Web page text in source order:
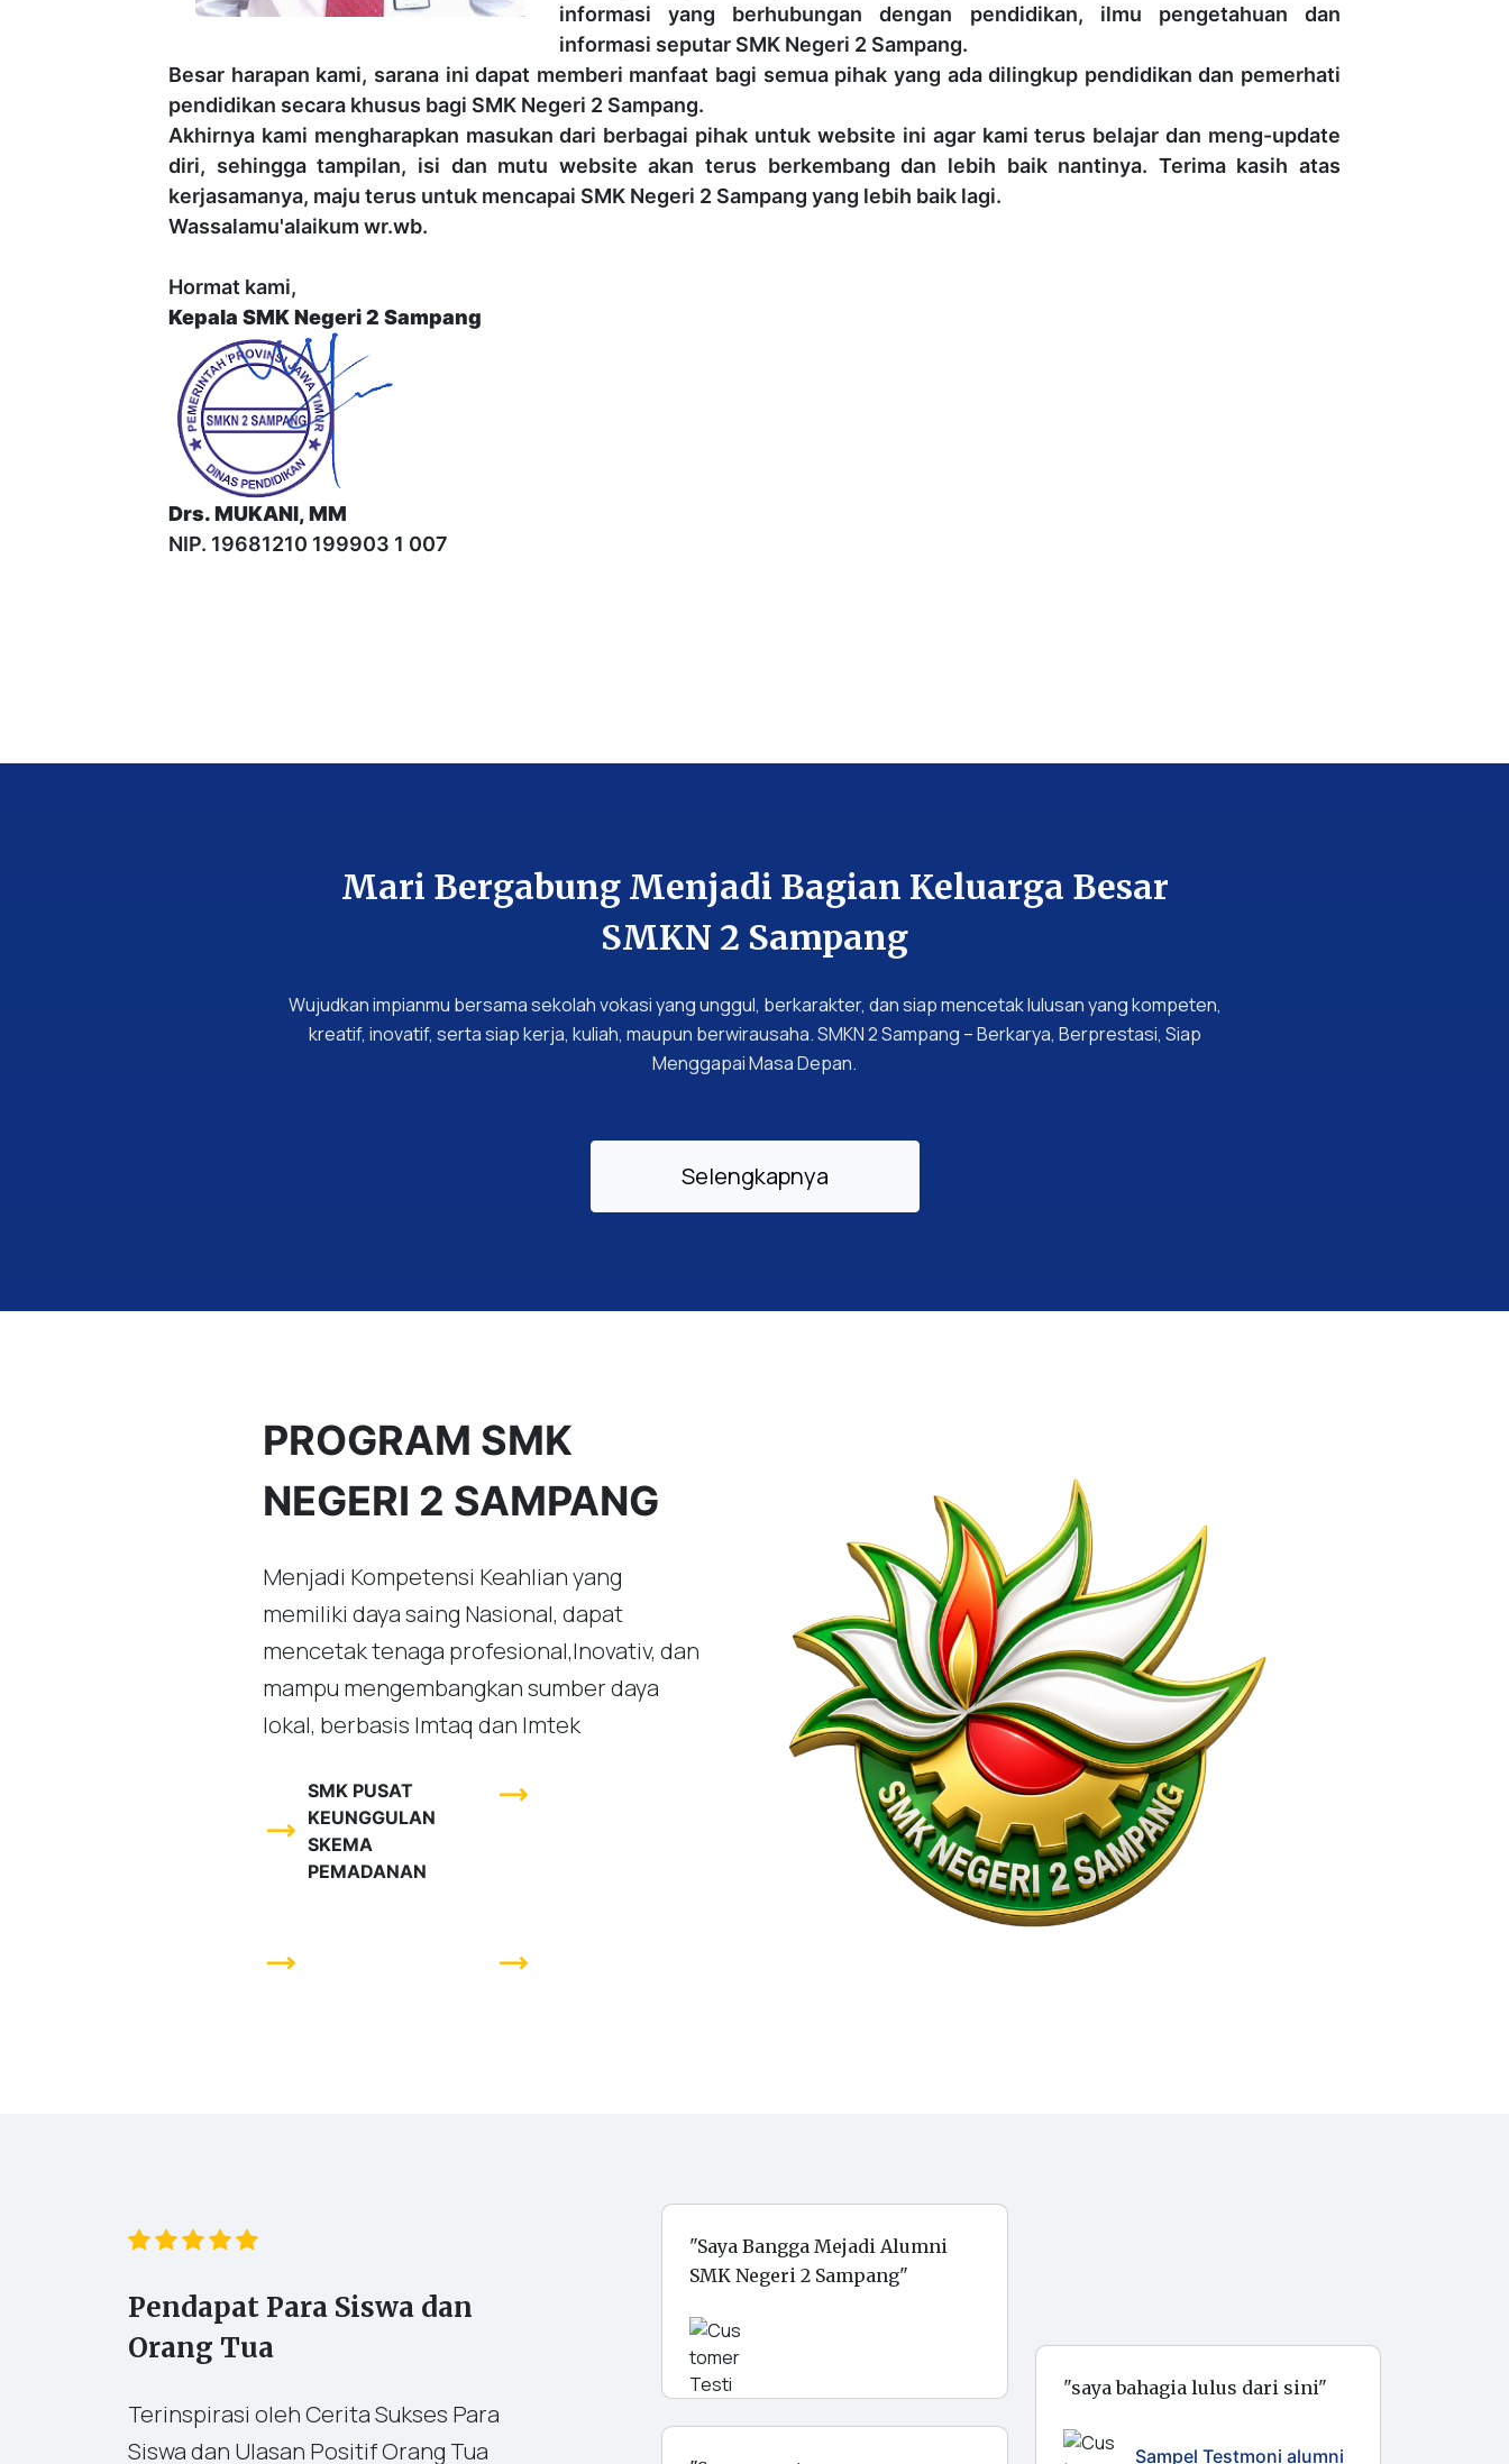
informasi yang berhubungan dengan pendidikan, ilmu pengetahuan dan
informasi seputar SMK Negeri 2 Sampang.
Besar harapan kami, sarana ini dapat memberi manfaat bagi semua pihak yang ada dilingkup pendidikan dan pemerhati
pendidikan secara khusus bagi SMK Negeri 2 Sampang.
Akhirnya kami mengharapkan masukan dari berbagai pihak untuk website ini agar kami terus belajar dan meng-update
diri, sehingga tampilan, isi dan mutu website akan terus berkembang dan lebih baik nantinya. Terima kasih atas
kerjasamanya, maju terus untuk mencapai SMK Negeri 2 Sampang yang lebih baik lagi.
Wassalamu'alaikum wr.wb.
Hormat kami,
Kepala SMK Negeri 2 Sampang
Drs. MUKANI, MM
NIP. 19681210 199903 1 007
Mari Bergabung Menjadi Bagian Keluarga Besar
SMKN 2 Sampang
Wujudkan impianmu bersama sekolah vokasi yang unggul, berkarakter, dan siap mencetak lulusan yang kompeten,
kreatif, inovatif, serta siap kerja, kuliah, maupun berwirausaha. SMKN 2 Sampang – Berkarya, Berprestasi, Siap
Menggapai Masa Depan.
Selengkapnya
PROGRAM SMK
NEGERI 2 SAMPANG
Menjadi Kompetensi Keahlian yang
memiliki daya saing Nasional, dapat
mencetak tenaga profesional,Inovativ, dan
mampu mengembangkan sumber daya
lokal, berbasis Imtaq dan Imtek
trending_flat
SMK PUSAT
KEUNGGULAN
SKEMA
PEMADANAN
trending_flat
trending_flat trending_flat
Pendapat Para Siswa dan
Orang Tua
Terinspirasi oleh Cerita Sukses Para
Siswa dan Ulasan Positif Orang Tua
"Saya Bangga Mejadi Alumni
SMK Negeri 2 Sampang"
"saya bahagia lulus dari sini"
Sampel Testmoni alumni